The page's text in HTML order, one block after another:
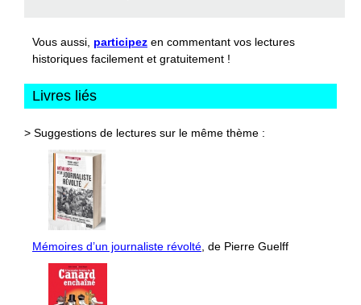
Vous aussi, participez en commentant vos lectures
historiques facilement et gratuitement !
Livres liés
> Suggestions de lectures sur le même thème :
Mémoires d’un journaliste révolté , de Pierre Guelff